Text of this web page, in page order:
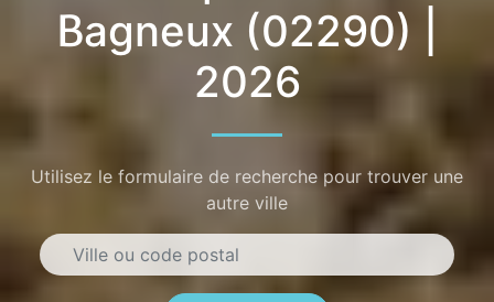
Bagneux (02290) |
2026
Utilisez le formulaire de recherche pour trouver une
autre ville